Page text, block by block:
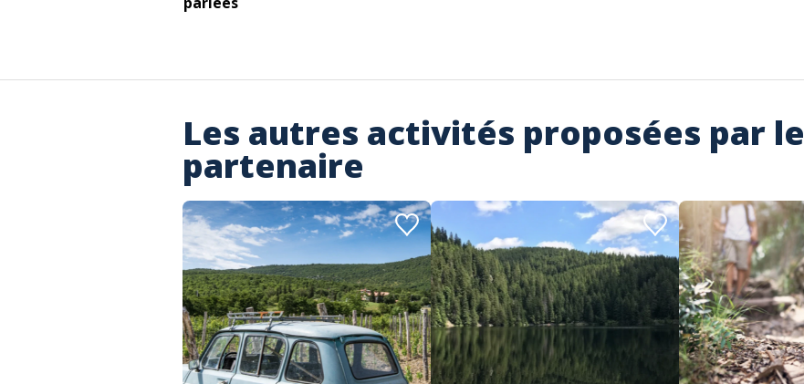
Les autres activités proposées par le
partenaire